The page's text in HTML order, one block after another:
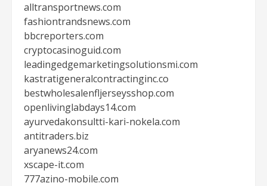
alltransportnews.com
fashiontrandsnews.com
bbcreporters.com
cryptocasinoguid.com
leadingedgemarketingsolutionsmi.com
kastratigeneralcontractinginc.co
bestwholesalenfljerseysshop.com
openlivinglabdays14.com
ayurvedakonsultti-kari-nokela.com
antitraders.biz
aryanews24.com
xscape-it.com
777azino-mobile.com